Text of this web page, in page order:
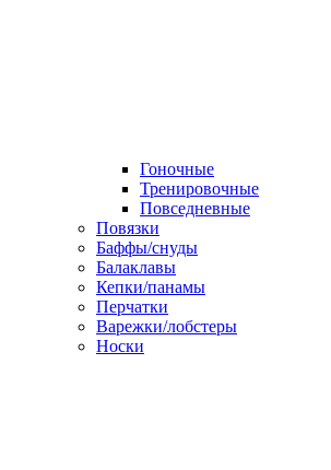
Гоночные
Тренировочные
Повседневные
Повязки
Баффы/снуды
Балаклавы
Кепки/панамы
Перчатки
Варежки/лобстеры
Носки